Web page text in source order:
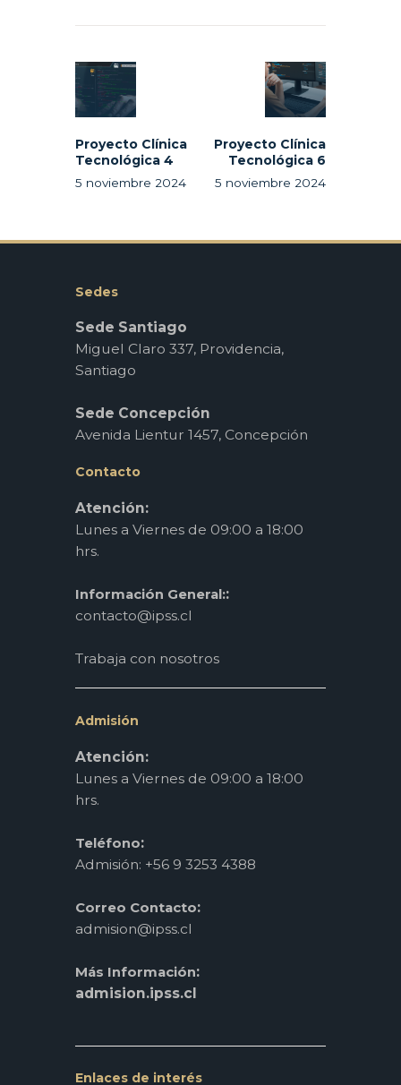
de
entradas
post:
Proyecto Clínica
Tecnológica 4
5 noviembre 2024
Proyecto Clínica
Tecnológica 6
5 noviembre 2024
Sedes
Sede Santiago
Miguel Claro 337, Providencia,
Santiago
Sede Concepción
Avenida Lientur 1457, Concepción
Contacto
Atención:
Lunes a Viernes de 09:00 a 18:00
hrs.
Información General::
contacto@ipss.cl
Trabaja con nosotros
Admisión
Atención:
Lunes a Viernes de 09:00 a 18:00
hrs.
Teléfono:
Admisión: +56 9 3253 4388
Correo Contacto:
admision@ipss.cl
Más Información:
admision.ipss.cl
Enlaces de interés